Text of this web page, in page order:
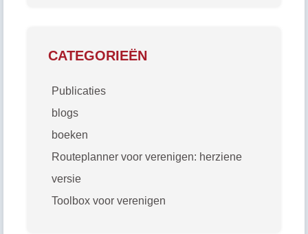
CATEGORIEËN
Publicaties
blogs
boeken
Routeplanner voor verenigen: herziene
versie
Toolbox voor verenigen